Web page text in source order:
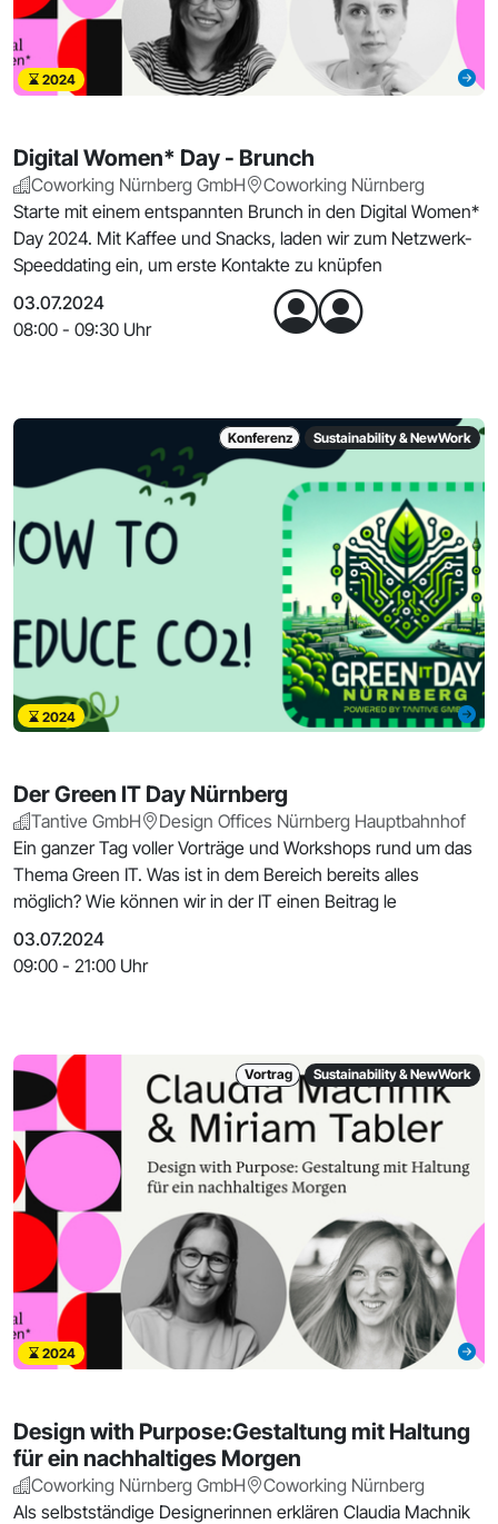
2024
Digital Women* Day - Brunch
Coworking Nürnberg GmbH
Coworking Nürnberg
Starte mit einem entspannten Brunch in den Digital Women*
Day 2024. Mit Kaffee und Snacks, laden wir zum Netzwerk-
Speeddating ein, um erste Kontakte zu knüpfen
03.07.2024
08:00 - 09:30 Uhr
Konferenz Sustainability & NewWork
2024
Der Green IT Day Nürnberg
Tantive GmbH
Design Offices Nürnberg Hauptbahnhof
Ein ganzer Tag voller Vorträge und Workshops rund um das
Thema Green IT. Was ist in dem Bereich bereits alles
möglich? Wie können wir in der IT einen Beitrag le
03.07.2024
09:00 - 21:00 Uhr
Vortrag Sustainability & NewWork
2024
Design with Purpose:Gestaltung mit Haltung
für ein nachhaltiges Morgen
Coworking Nürnberg GmbH
Coworking Nürnberg
Als selbstständige Designerinnen erklären Claudia Machnik